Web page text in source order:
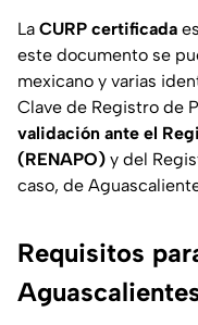
La CURP certificada
este documento se
mexicano y varias
Clave de Registro de
validación ante el
(RENAPO) y del
caso, de
Requisitos